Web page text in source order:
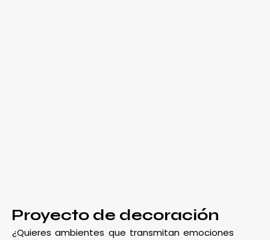
Proyecto de decoración
¿Quieres ambientes que transmitan emociones